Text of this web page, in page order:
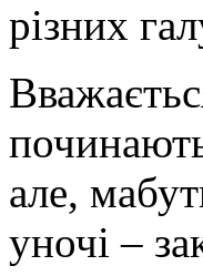
різних
але,
уночі –